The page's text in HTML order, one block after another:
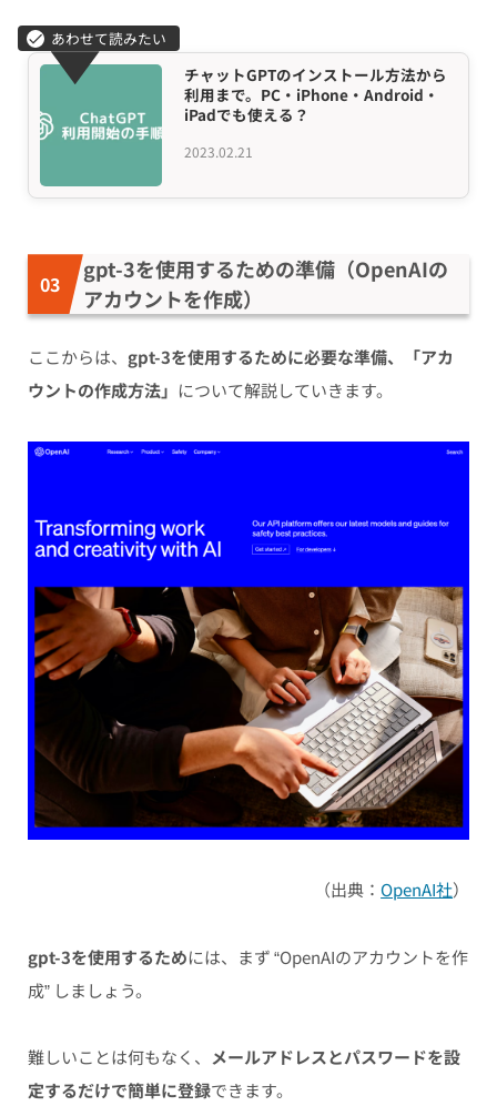
2023.02.21
チャットGPTのインストール方法から
利用まで。PC・iPhone・Android・
iPadでも使える？
gpt-3を使用するための準備（OpenAIの
アカウントを作成）
ここからは、 gpt-3を使用するために必要な準備、「アカ
ウントの作成方法」 について解説していきます。
（出典：OpenAI社）
gpt-3を使用するためには、まず “OpenAIのアカウントを作
成” しましょう。
難しいことは何もなく、
メールアドレスとパスワードを設
定するだけで簡単に登録できます。